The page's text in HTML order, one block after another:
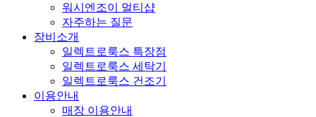
워시엔조이 멀티샵
자주하는 질문
장비소개
일렉트로룩스 특장점
일렉트로룩스 세탁기
일렉트로룩스 건조기
이용안내
매장 이용안내